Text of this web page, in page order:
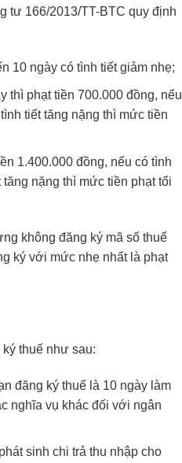
tư 166/2013/TT-BTC quy định
10 ngày có tình tiết giảm nhẹ;
thì phạt tiền 700.000 đồng, nếu
tiết tăng nặng thì mức tiền
1.400.000 đồng, nếu có tình
nặng thì mức tiền phạt tối
không đăng ký mã số thuế
ký với mức nhẹ nhất là phạt
thuế như sau:
đăng ký thuế là 10 ngày làm
nghĩa vụ khác đối với ngân
sinh chi trả thu nhập cho